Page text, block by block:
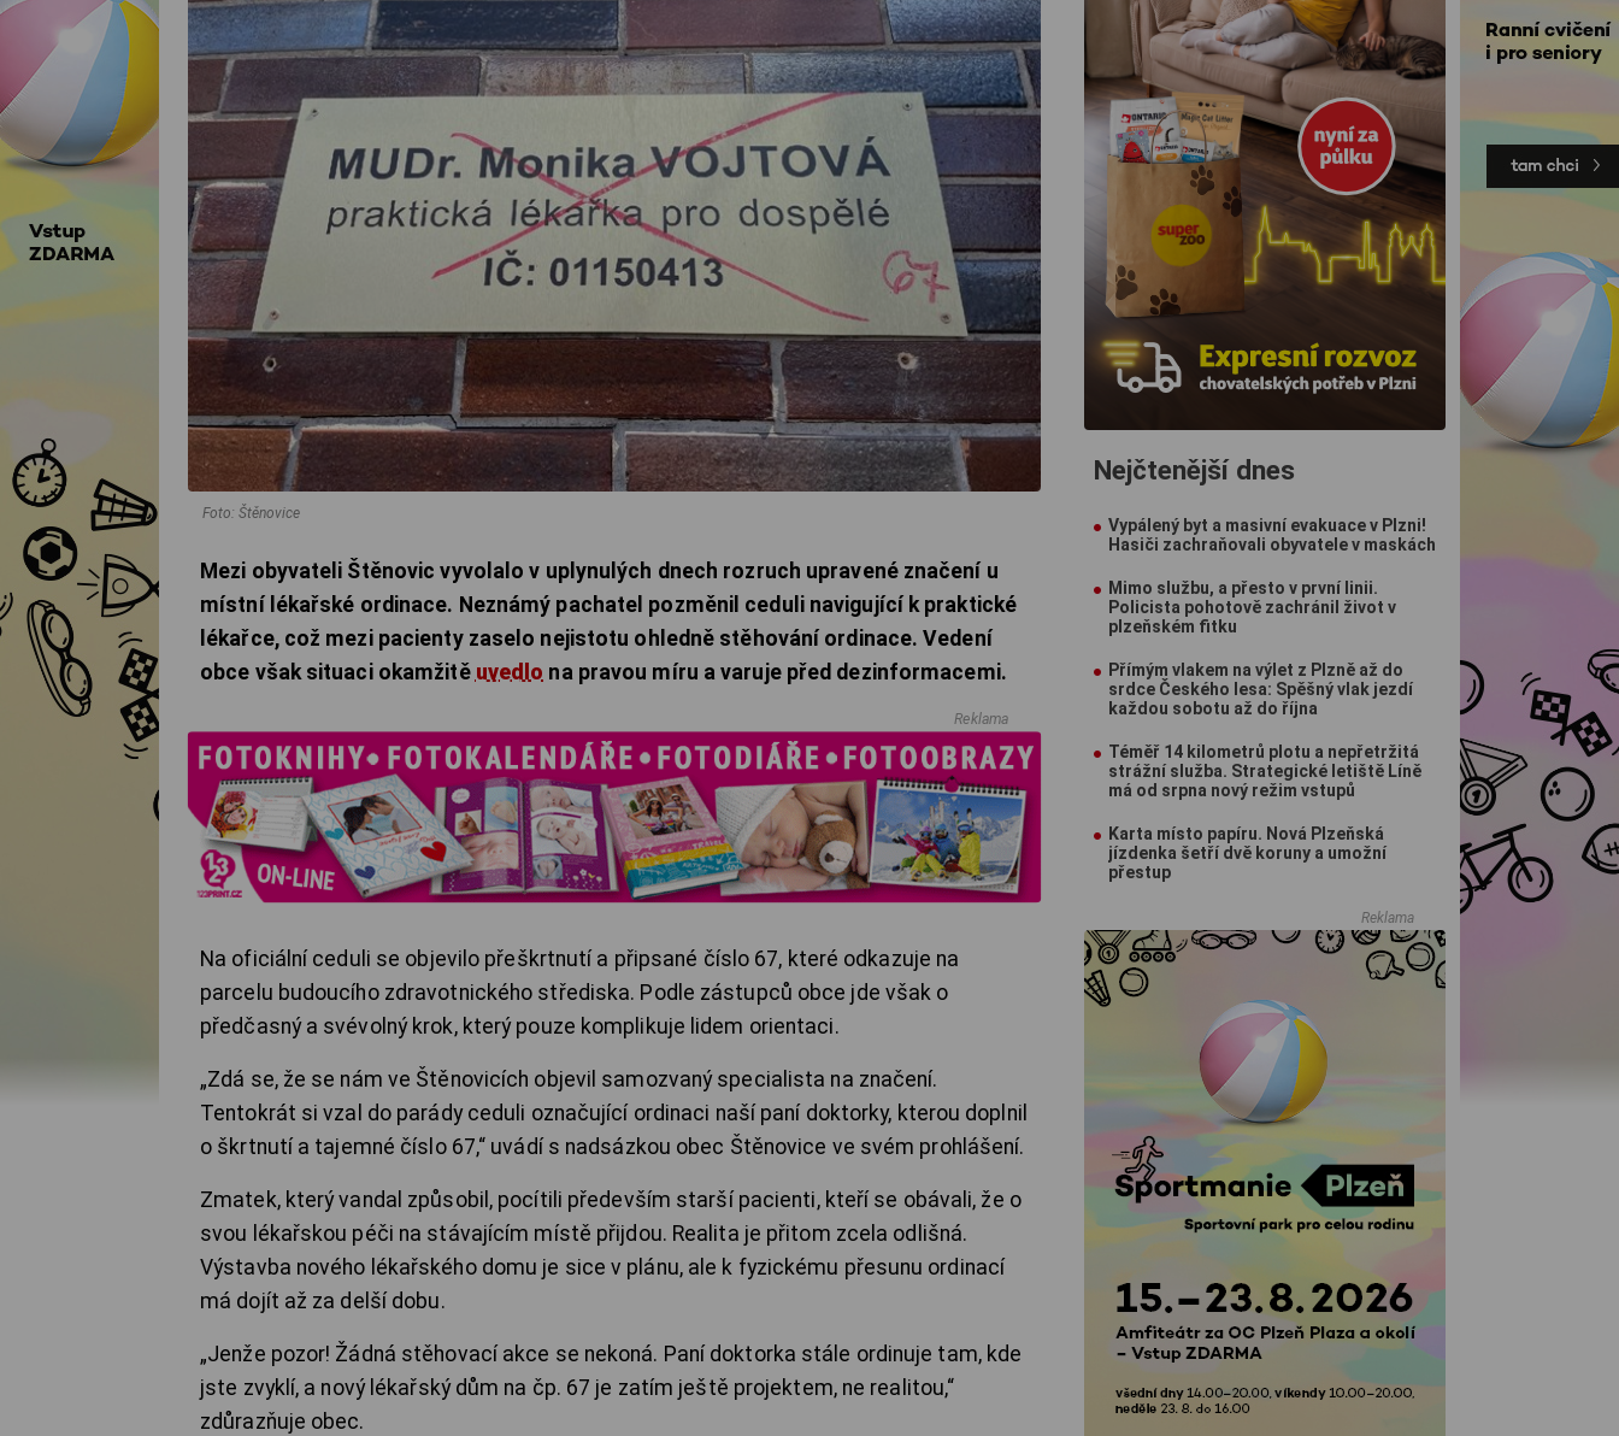
Foto: Štěnovice
Mezi obyvateli Štěnovic vyvolalo v uplynulých dnech rozruch upravené značení u
místní lékařské ordinace. Neznámý pachatel pozměnil ceduli navigující k praktické
lékařce, což mezi pacienty zaselo nejistotu ohledně stěhování ordinace. Vedení
obce však situaci okamžitě uvedlo na pravou míru a varuje před dezinformacemi.
Reklama
Na oficiální ceduli se objevilo přeškrtnutí a připsané číslo 67, které odkazuje na
parcelu budoucího zdravotnického střediska. Podle zástupců obce jde však o
předčasný a svévolný krok, který pouze komplikuje lidem orientaci.
„Zdá se, že se nám ve Štěnovicích objevil samozvaný specialista na značení.
Tentokrát si vzal do parády ceduli označující ordinaci naší paní doktorky, kterou doplnil
o škrtnutí a tajemné číslo 67,“ uvádí s nadsázkou obec Štěnovice ve svém prohlášení.
Zmatek, který vandal způsobil, pocítili především starší pacienti, kteří se obávali, že o
svou lékařskou péči na stávajícím místě přijdou. Realita je přitom zcela odlišná.
Výstavba nového lékařského domu je sice v plánu, ale k fyzickému přesunu ordinací
má dojít až za delší dobu.
„Jenže pozor! Žádná stěhovací akce se nekoná. Paní doktorka stále ordinuje tam, kde
jste zvyklí, a nový lékařský dům na čp. 67 je zatím ještě projektem, ne realitou,“
zdůrazňuje obec.
Nejčtenější dnes
Vypálený byt a masivní evakuace v Plzni!
Hasiči zachraňovali obyvatele v maskách
Mimo službu, a přesto v první linii.
Policista pohotově zachránil život v
plzeňském fitku
Přímým vlakem na výlet z Plzně až do
srdce Českého lesa: Spěšný vlak jezdí
každou sobotu až do října
Téměř 14 kilometrů plotu a nepřetržitá
strážní služba. Strategické letiště Líně
má od srpna nový režim vstupů
Karta místo papíru. Nová Plzeňská
jízdenka šetří dvě koruny a umožní
přestup
Reklama